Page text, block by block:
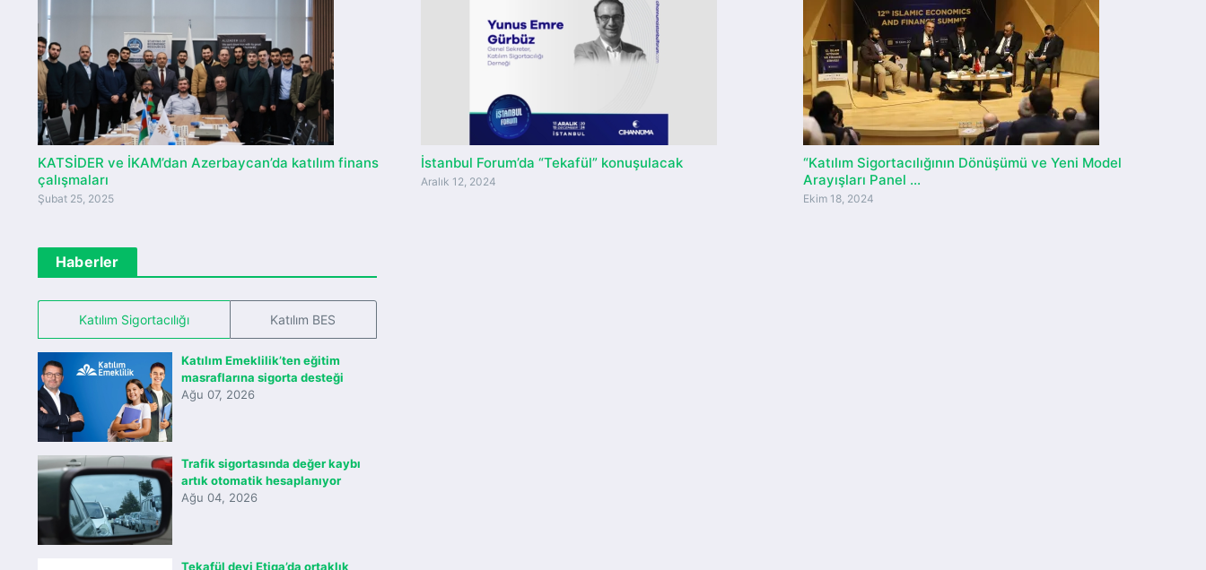
KATSİDER ve İKAM’dan Azerbaycan’da katılım finans
çalışmaları
Şubat 25, 2025
İstanbul Forum’da “Tekafül” konuşulacak
Aralık 12, 2024
“Katılım Sigortacılığının Dönüşümü ve Yeni Model
Arayışları Panel ...
Ekim 18, 2024
Haberler
Katılım Sigortacılığı Katılım BES
Katılım Emeklilik’ten eğitim
masraflarına sigorta desteği
Ağu 07, 2026
Trafik sigortasında değer kaybı
artık otomatik hesaplanıyor
Ağu 04, 2026
Tekafül devi Etiqa’da ortaklık